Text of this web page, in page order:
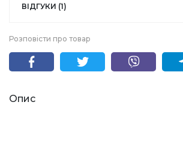
ВІДГУКИ (1)
Розповісти про товар
Опис